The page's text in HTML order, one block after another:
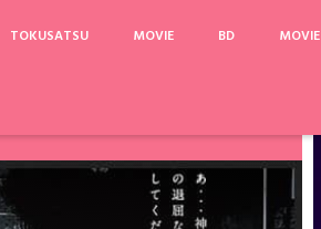
TOKUSATSU MOVIE BD MOVIE